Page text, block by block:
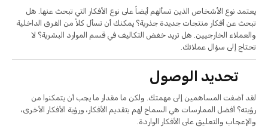
يعتمد نوع الأشخاص الذين تسألهم أيضاً على نوع الأفكار التي تبحث عنها. هل
تبحث عن أفكار منتجات جديدة جذرية؟ يمكنك أن تسأل كلاً من الفرق الداخلية
والعملاء الخارجيين. هل تريد خفض التكاليف في قسم الموارد البشرية؟ لا
تحتاج إلى سؤال عملائك.
تحديد الوصول
لقد أضفت المساهمين إلى مهمتك. ولكن ما مقدار ما يجب أن يتمكنوا من
رؤيته؟ أفضل الممارسات هي السماح لهم بتقديم الأفكار، ورؤية الأفكار الأخرى،
والإعجاب والتعليق على الأفكار الواردة.